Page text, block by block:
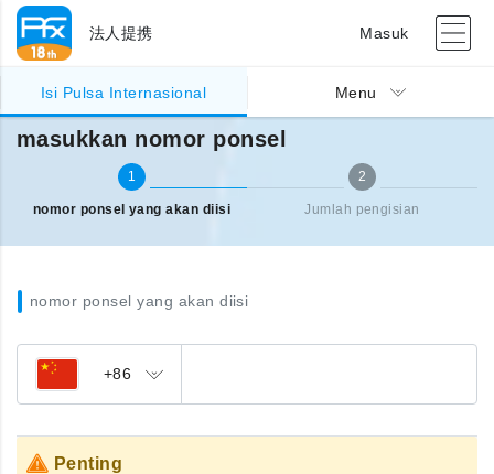
法人提携 Masuk
Isi Pulsa Internasional Menu
Pengisian pulsa Internasional masukkan nomor ponsel
masukkan nomor ponsel
1
nomor ponsel yang akan diisi
2
Jumlah pengisian
nomor ponsel yang akan diisi
+86
Penting